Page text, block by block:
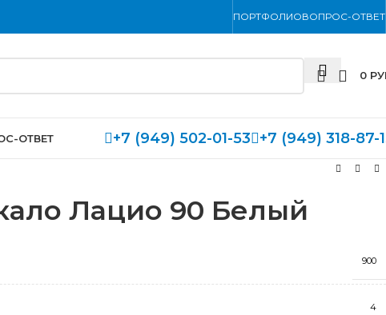
ПОРТФОЛИОВОПРОС-ОТВЕТ
0
ОТВЕТ +7 (949) 502-01-53 +7 (949) 318-87-
Лацио 90 Белый
900
4